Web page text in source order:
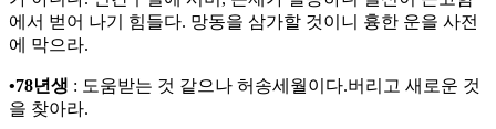
에서 벋어 나기 힘들다. 망동을 삼가할 것이니 흉한 운을 사전
에 막으라.
•78년생 : 도움받는 것 같으나 허송세월이다.버리고 새로운 것
을 찾아라.